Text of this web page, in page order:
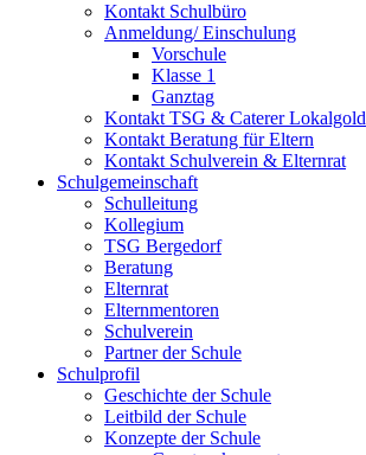
Kontakt Schulbüro
Anmeldung/ Einschulung
Vorschule
Klasse 1
Ganztag
Kontakt TSG & Caterer Lokalgold
Kontakt Beratung für Eltern
Kontakt Schulverein & Elternrat
Schulgemeinschaft
Schulleitung
Kollegium
TSG Bergedorf
Beratung
Elternrat
Elternmentoren
Schulverein
Partner der Schule
Schulprofil
Geschichte der Schule
Leitbild der Schule
Konzepte der Schule